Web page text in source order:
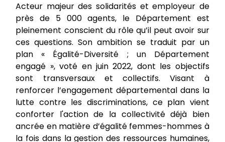
Acteur majeur des solidarités et employeur de
près de 5 000 agents, le Département est
pleinement conscient du rôle qu’il peut avoir sur
ces questions. Son ambition se traduit par un
plan « Égalité-Diversité ; un Département
engagé », voté en juin 2022, dont les objectifs
sont transversaux et collectifs. Visant à
renforcer l’engagement départemental dans la
lutte contre les discriminations, ce plan vient
conforter l'action de la collectivité déjà bien
ancrée en matière d’égalité femmes-hommes à
la fois dans la gestion des ressources humaines,